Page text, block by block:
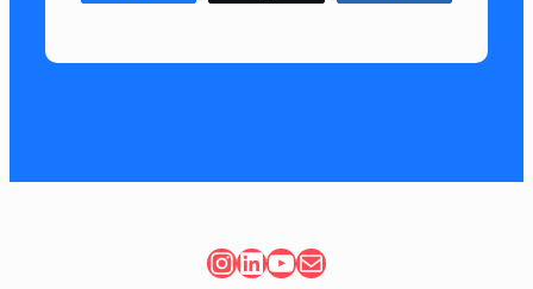
Instagram
LinkedIn
YouTube
Correo electrónico